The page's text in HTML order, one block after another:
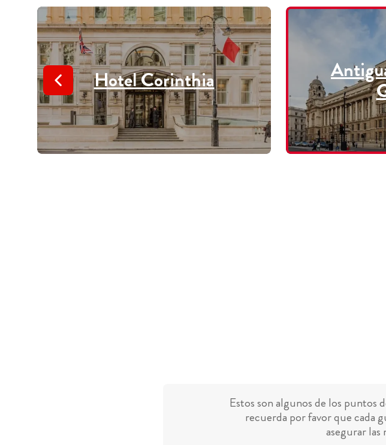
Hotel Corinthia
Estos son algunos de los
recuerda por favor que cada
asegurar las